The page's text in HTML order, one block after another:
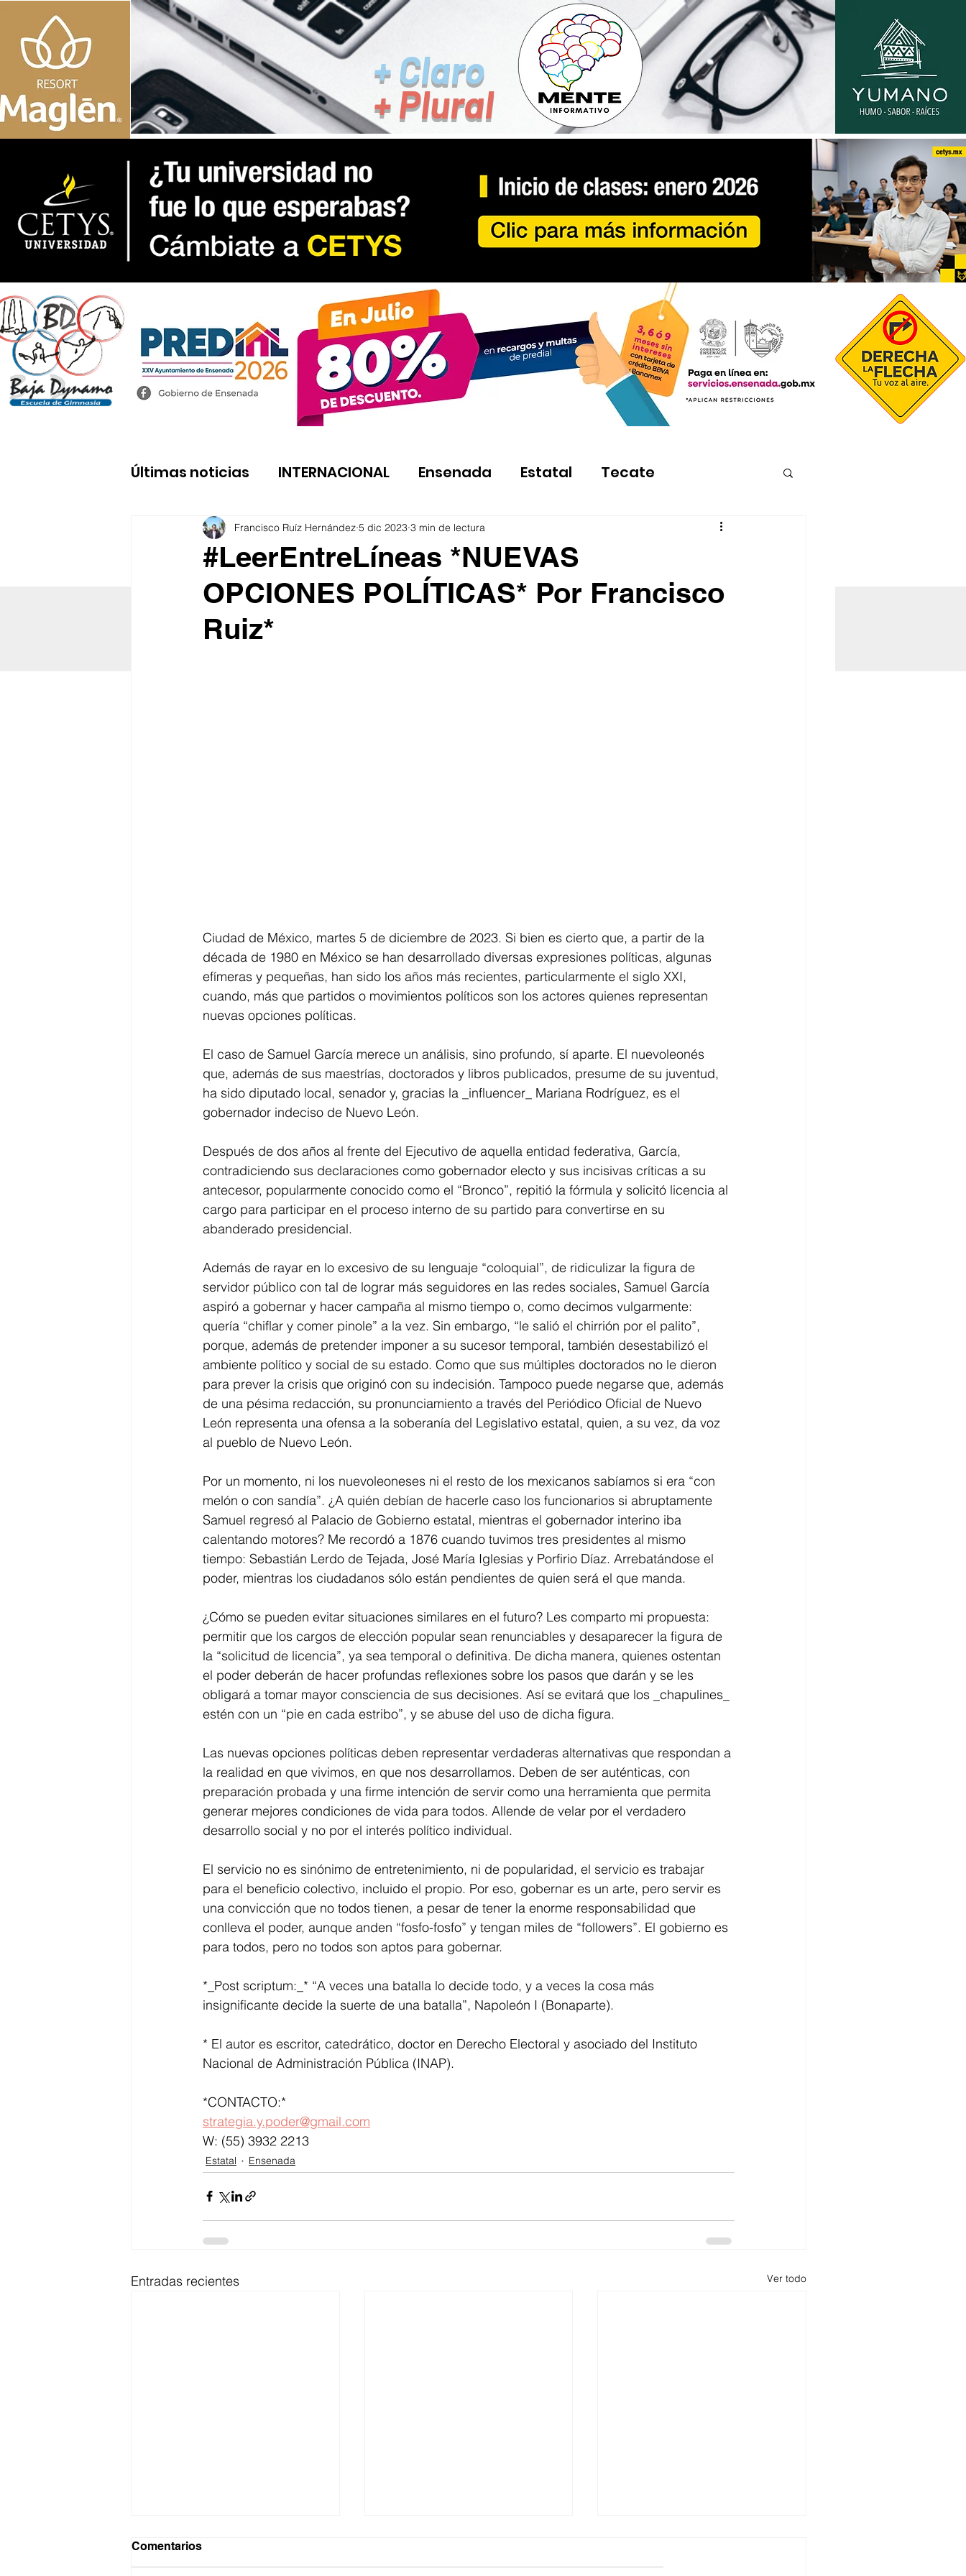
+ Claro
+ Plural
Últimas noticias INTERNACIONAL Ensenada Estatal Tecate
#LeerEntreLíneas *NUEVAS
OPCIONES POLÍTICAS* Por Francisco
Ruiz*
Francisco Ruíz Hernández 5 dic 2023 3 min de lectura
Ciudad de México, martes 5 de diciembre de 2023. Si bien es cierto que, a partir de la
década de 1980 en México se han desarrollado diversas expresiones políticas, algunas
efímeras y pequeñas, han sido los años más recientes, particularmente el siglo XXI,
cuando, más que partidos o movimientos políticos son los actores quienes representan
nuevas opciones políticas.
El caso de Samuel García merece un análisis, sino profundo, sí aparte. El nuevoleonés
que, además de sus maestrías, doctorados y libros publicados, presume de su juventud,
ha sido diputado local, senador y, gracias la _influencer_ Mariana Rodríguez, es el
gobernador indeciso de Nuevo León.
Después de dos años al frente del Ejecutivo de aquella entidad federativa, García,
contradiciendo sus declaraciones como gobernador electo y sus incisivas críticas a su
antecesor, popularmente conocido como el “Bronco”, repitió la fórmula y solicitó licencia al
cargo para participar en el proceso interno de su partido para convertirse en su
abanderado presidencial.
Además de rayar en lo excesivo de su lenguaje “coloquial”, de ridiculizar la figura de
servidor público con tal de lograr más seguidores en las redes sociales, Samuel García
aspiró a gobernar y hacer campaña al mismo tiempo o, como decimos vulgarmente:
quería “chiflar y comer pinole” a la vez. Sin embargo, “le salió el chirrión por el palito”,
porque, además de pretender imponer a su sucesor temporal, también desestabilizó el
ambiente político y social de su estado. Como que sus múltiples doctorados no le dieron
para prever la crisis que originó con su indecisión. Tampoco puede negarse que, además
de una pésima redacción, su pronunciamiento a través del Periódico Oficial de Nuevo
León representa una ofensa a la soberanía del Legislativo estatal, quien, a su vez, da voz
al pueblo de Nuevo León.
Por un momento, ni los nuevoleoneses ni el resto de los mexicanos sabíamos si era “con
melón o con sandía”. ¿A quién debían de hacerle caso los funcionarios si abruptamente
Samuel regresó al Palacio de Gobierno estatal, mientras el gobernador interino iba
calentando motores? Me recordó a 1876 cuando tuvimos tres presidentes al mismo
tiempo: Sebastián Lerdo de Tejada, José María Iglesias y Porfirio Díaz. Arrebatándose el
poder, mientras los ciudadanos sólo están pendientes de quien será el que manda.
¿Cómo se pueden evitar situaciones similares en el futuro? Les comparto mi propuesta:
permitir que los cargos de elección popular sean renunciables y desaparecer la figura de
la “solicitud de licencia”, ya sea temporal o definitiva. De dicha manera, quienes ostentan
el poder deberán de hacer profundas reflexiones sobre los pasos que darán y se les
obligará a tomar mayor consciencia de sus decisiones. Así se evitará que los _chapulines_
estén con un “pie en cada estribo”, y se abuse del uso de dicha figura.
Las nuevas opciones políticas deben representar verdaderas alternativas que respondan a
la realidad en que vivimos, en que nos desarrollamos. Deben de ser auténticas, con
preparación probada y una firme intención de servir como una herramienta que permita
generar mejores condiciones de vida para todos. Allende de velar por el verdadero
desarrollo social y no por el interés político individual.
El servicio no es sinónimo de entretenimiento, ni de popularidad, el servicio es trabajar
para el beneficio colectivo, incluido el propio. Por eso, gobernar es un arte, pero servir es
una convicción que no todos tienen, a pesar de tener la enorme responsabilidad que
conlleva el poder, aunque anden “fosfo-fosfo” y tengan miles de “followers”. El gobierno es
para todos, pero no todos son aptos para gobernar.
*_Post scriptum:_* “A veces una batalla lo decide todo, y a veces la cosa más
insignificante decide la suerte de una batalla”, Napoleón I (Bonaparte).
* El autor es escritor, catedrático, doctor en Derecho Electoral y asociado del Instituto
Nacional de Administración Pública (INAP).
*CONTACTO:*
strategia.y.poder@gmail.com
W: (55) 3932 2213
Estatal Ensenada
Entradas recientes Ver todo
Comentarios